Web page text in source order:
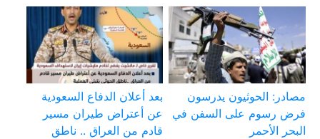
مصادر: الحوثيون يدرسون
فرض رسوم على السفن في
البحر الأحمر
بعد أعلان الدفاع السعودية
عن أعتراض طيران مسير
قادم من العراق .. ناطق